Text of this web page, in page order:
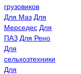
грузовиков
Для Маз Для
Мерседес Для
ПАЗ Для Рено
Для
сельхозтехники
Для